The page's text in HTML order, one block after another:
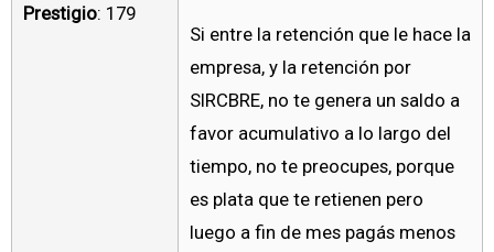
Prestigio: 179
Si entre la retención que le hace la
empresa, y la retención por
SIRCBRE, no te genera un saldo a
favor acumulativo a lo largo del
tiempo, no te preocupes, porque
es plata que te retienen pero
luego a fin de mes pagás menos